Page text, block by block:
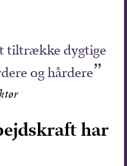
tiltrække dygtige
og hårdere
har